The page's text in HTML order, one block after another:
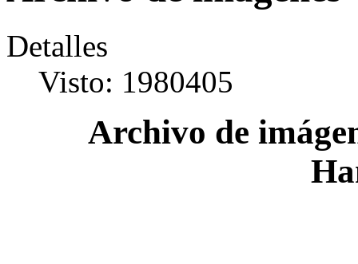
Detalles
Visto: 1980405
Archivo de